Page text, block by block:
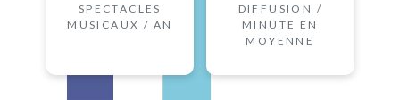
SPECTACLES
MUSICAUX / AN
DIFFUSION /
MINUTE EN
MOYENNE